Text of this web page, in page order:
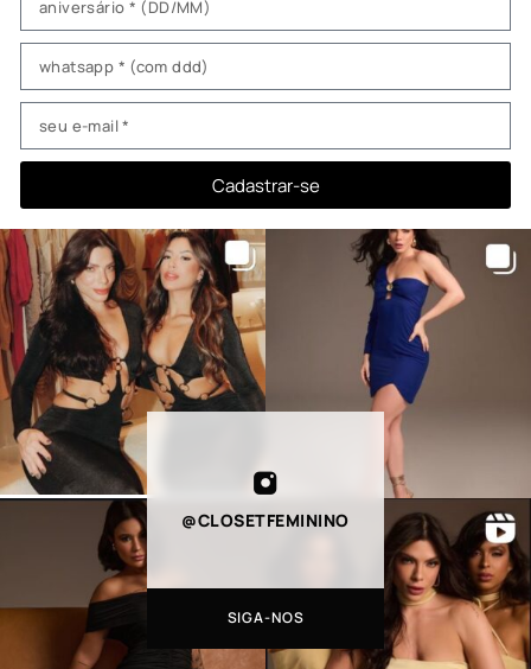
Cadastrar-se
@CLOSETFEMININO
SIGA-NOS